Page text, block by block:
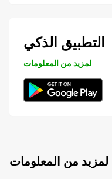
التطبيق الذكي
لمزيد من المعلومات
لمزيد من المعلومات